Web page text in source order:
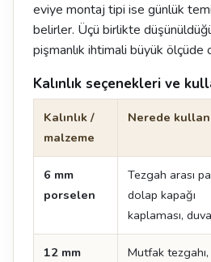
eviye montaj tipi ise günlük
belirler. Üçü birlikte
pişmanlık ihtimali büyük ölçüde
Kalınlık seçenekleri ve
Kalınlık /
malzeme
Nerede
6 mm
porselen
Tezgah arası
dolap kapağı
kaplaması,
12 mm
Mutfak